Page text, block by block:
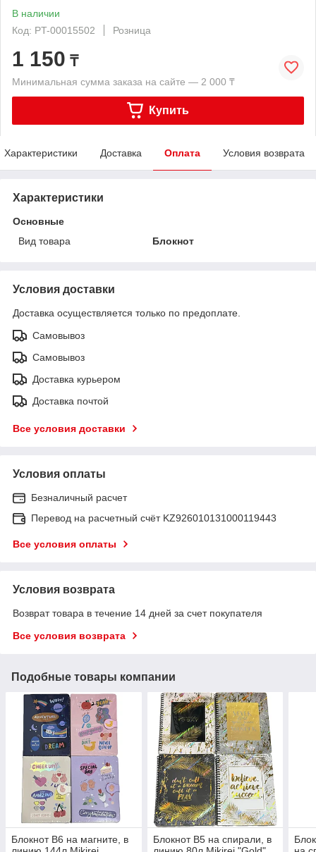
В наличии
Код: PT-00015502
Розница
1 150 ₸
Минимальная сумма заказа на сайте — 2 000 ₸
Купить
Характеристики Доставка Оплата Условия возврата
Характеристики
Основные
Вид товара
Блокнот
Условия доставки
Доставка осуществляется только по предоплате.
Самовывоз
Самовывоз
Доставка курьером
Доставка почтой
Все условия доставки
Условия оплаты
Безналичный расчет
Перевод на расчетный счёт KZ926010131000119443
Все условия оплаты
Условия возврата
Возврат товара в течение 14 дней за счет покупателя
Все условия возврата
Подобные товары компании
Блокнот В6 на магните, в
Блокнот В5 на спирали, в